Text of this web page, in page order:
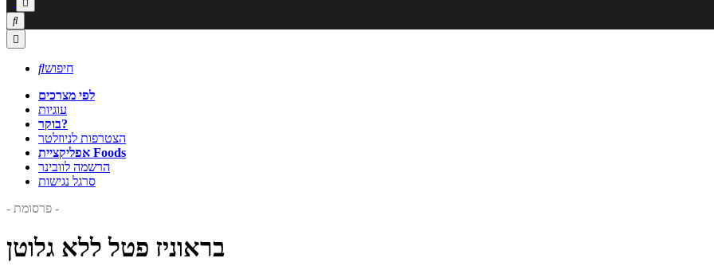



חיפוש
לפי מצרכים
עוגיות
בוקר?
הצטרפות לניוזלטר
אפליקציית Foods
הרשמה לוובינר
סרגל נגישות
- פרסומת -
בראוניז פטל ללא גלוטן